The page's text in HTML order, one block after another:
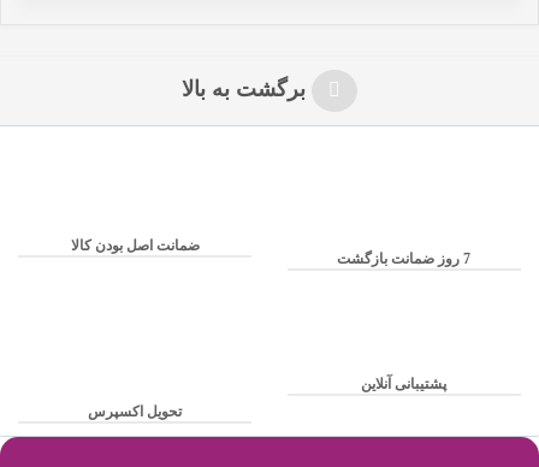
برگشت به بالا
ضمانت اصل بودن کالا
7 روز ضمانت بازگشت
تحویل اکسپرس
پشتیبانی آنلاین